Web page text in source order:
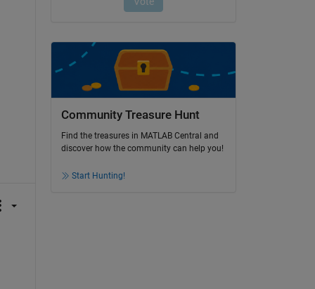
Community Treasure Hunt
Find the treasures in MATLAB Central and
discover how the community can help you!
Start Hunting!